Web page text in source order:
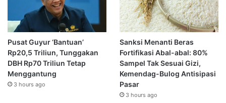
Pusat Guyur ‘Bantuan’
Rp20,5 Triliun, Tunggakan
DBH Rp70 Triliun Tetap
Menggantung
3 hours ago
Sanksi Menanti Beras
Fortifikasi Abal-abal: 80%
Sampel Tak Sesuai Gizi,
Kemendag-Bulog Antisipasi
Pasar
3 hours ago